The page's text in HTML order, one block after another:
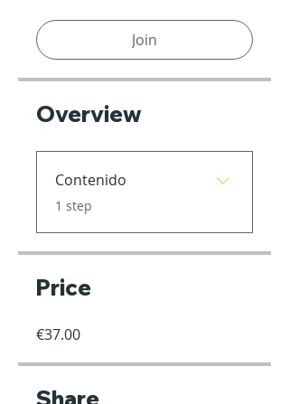
Join
Overview
Contenido
.1 step
Price
€37.00